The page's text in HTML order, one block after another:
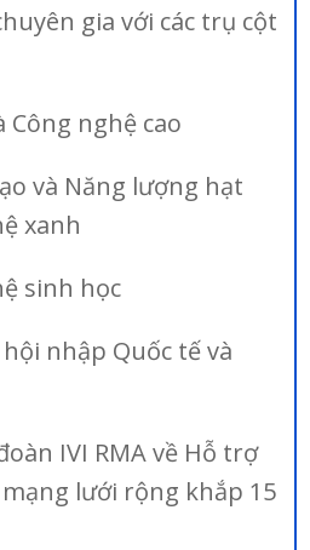
gia với các trụ cột
Công nghệ cao
và Năng lượng hạt
xanh
sinh học
nhập Quốc tế và
IVI RMA về Hỗ trợ
mạng lưới rộng khắp 15